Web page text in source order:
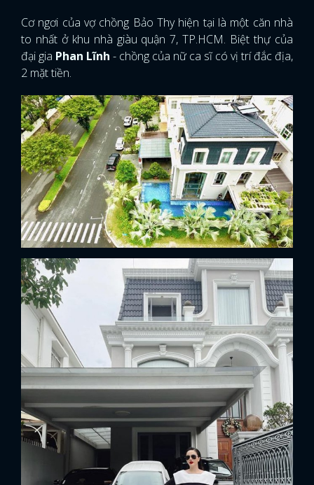
Cơ ngơi của vợ chồng Bảo Thy hiện tại là một căn nhà
to nhất ở khu nhà giàu quận 7, TP.HCM. Biệt thự của
đại gia Phan Lĩnh - chồng của nữ ca sĩ có vị trí đắc địa,
2 mặt tiền.